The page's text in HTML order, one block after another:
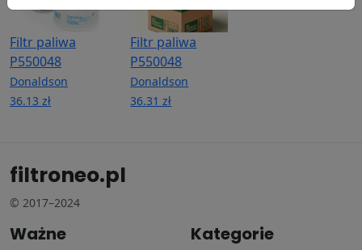
Filtr paliwa
P550048
Donaldson
36.13 zł
Filtr paliwa
P550048
Donaldson
36.31 zł
filtroneo.pl
© 2017–2024
Ważne Kategorie